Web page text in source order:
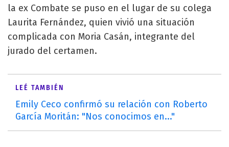
la ex Combate se puso en el lugar de su colega
Laurita Fernández, quien vivió una situación
complicada con Moria Casán, integrante del
jurado del certamen.
LEÉ TAMBIÉN
Emily Ceco confirmó su relación con Roberto
García Moritán: "Nos conocimos en..."